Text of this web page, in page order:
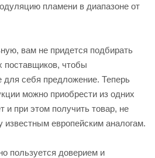
пламени в диапазоне от
вам не придется подбирать
поставщиков, чтобы
для себя предложение. Теперь
можно приобрести из одних
и при этом получить товар, не
известным европейским аналогам.
пользуется доверием и